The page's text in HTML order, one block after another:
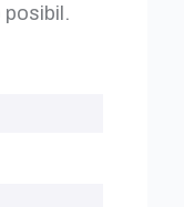
posibil.